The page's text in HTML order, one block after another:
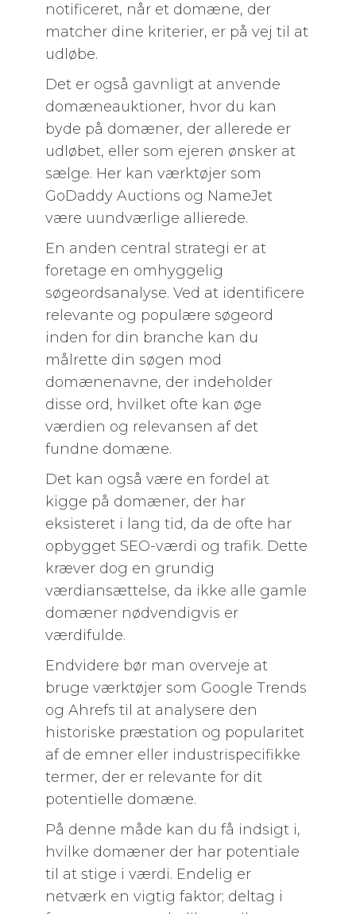
notificeret, når et domæne, der
matcher dine kriterier, er på vej til at
udløbe.
Det er også gavnligt at anvende
domæneauktioner, hvor du kan
byde på domæner, der allerede er
udløbet, eller som ejeren ønsker at
sælge. Her kan værktøjer som
GoDaddy Auctions og NameJet
være uundværlige allierede.
En anden central strategi er at
foretage en omhyggelig
søgeordsanalyse. Ved at identificere
relevante og populære søgeord
inden for din branche kan du
målrette din søgen mod
domænenavne, der indeholder
disse ord, hvilket ofte kan øge
værdien og relevansen af det
fundne domæne.
Det kan også være en fordel at
kigge på domæner, der har
eksisteret i lang tid, da de ofte har
opbygget SEO-værdi og trafik. Dette
kræver dog en grundig
værdiansættelse, da ikke alle gamle
domæner nødvendigvis er
værdifulde.
Endvidere bør man overveje at
bruge værktøjer som Google Trends
og Ahrefs til at analysere den
historiske præstation og popularitet
af de emner eller industrispecifikke
termer, der er relevante for dit
potentielle domæne.
På denne måde kan du få indsigt i,
hvilke domæner der har potentiale
til at stige i værdi. Endelig er
netværk en vigtig faktor; deltag i